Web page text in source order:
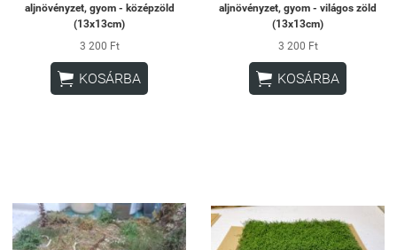
aljnövényzet, gyom - középzöld
(13x13cm)
3 200 Ft
 KOSÁRBA
aljnövényzet, gyom - világos zöld
(13x13cm)
3 200 Ft
 KOSÁRBA